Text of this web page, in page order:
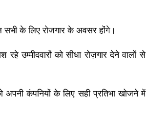
के लिए रोजगार के अवसर होंगे।
उम्मीदवारों को सीधा रोज़गार देने वालों से
कंपनियों के लिए सही प्रतिभा खोजने में